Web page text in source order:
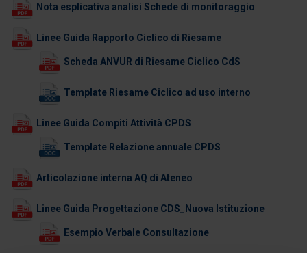
Nota esplicativa analisi Schede di monitoraggio
Linee Guida Rapporto Ciclico di Riesame
Scheda ANVUR di Riesame Ciclico CdS
Template Riesame Ciclico ad uso interno
Linee Guida Compiti Attività CPDS
Template Relazione annuale CPDS
Articolazione interna AQ di Ateneo
Linee Guida Progettazione CDS_Nuova Istituzione
Esempio Verbale Consultazione